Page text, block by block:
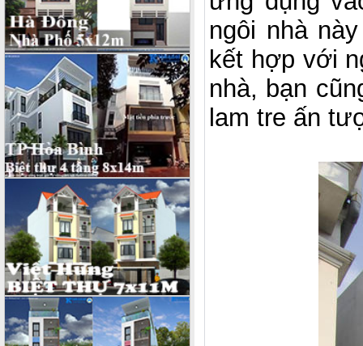
ngôi nhà
kết hợp với
nhà, bạn
lam tre ấn